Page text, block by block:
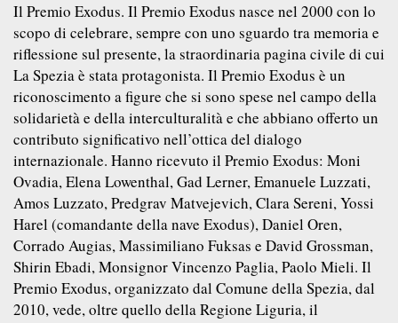
Il Premio Exodus. Il Premio Exodus nasce nel 2000 con lo
scopo di celebrare, sempre con uno sguardo tra memoria e
riflessione sul presente, la straordinaria pagina civile di cui
La Spezia è stata protagonista. Il Premio Exodus è un
riconoscimento a figure che si sono spese nel campo della
solidarietà e della interculturalità e che abbiano offerto un
contributo significativo nell’ottica del dialogo
internazionale. Hanno ricevuto il Premio Exodus: Moni
Ovadia, Elena Lowenthal, Gad Lerner, Emanuele Luzzati,
Amos Luzzato, Predgrav Matvejevich, Clara Sereni, Yossi
Harel (comandante della nave Exodus), Daniel Oren,
Corrado Augias, Massimiliano Fuksas e David Grossman,
Shirin Ebadi, Monsignor Vincenzo Paglia, Paolo Mieli. Il
Premio Exodus, organizzato dal Comune della Spezia, dal
2010, vede, oltre quello della Regione Liguria, il